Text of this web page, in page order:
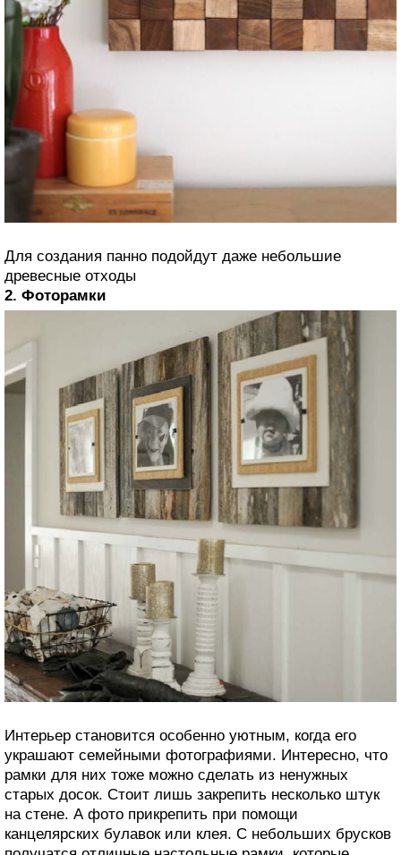
Для создания панно подойдут даже небольшие
древесные отходы
2. Фоторамки
Интерьер становится особенно уютным, когда его
украшают семейными фотографиями. Интересно, что
рамки для них тоже можно сделать из ненужных
старых досок. Стоит лишь закрепить несколько штук
на стене. А фото прикрепить при помощи
канцелярских булавок или клея. С небольших брусков